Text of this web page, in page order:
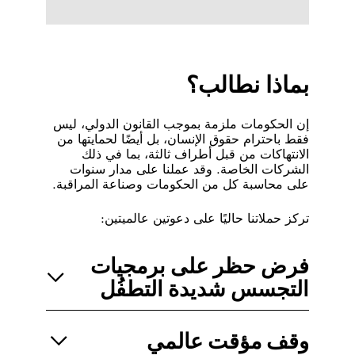
بماذا نطالب؟
إن الحكومات ملزمة بموجب القانون الدولي، ليس
فقط باحترام حقوق الإنسان، بل أيضًا لحمايتها من
الانتهاكات من قبل أطراف ثالثة، بما في ذلك
الشركات الخاصة. وقد عملنا على مدار سنوات
على محاسبة كل من الحكومات وصناعة المراقبة.
تركز حملاتنا حاليًا على دعوتين عالميتين:
فرض حظر على برمجيات
التجسس شديدة التطفُل
التجسس
التي يُكشف عنها، تُظهر أنه حتى أفضل
ضمانات حقوق الإنسان لن تحمينا من برمجيات
وقف مؤقت عالمي